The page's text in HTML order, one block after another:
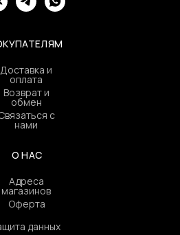
О НАС
Доставка и
оплата
Возврат и
обмен
с
нами
Адреса
магазинов
Оферта
данных